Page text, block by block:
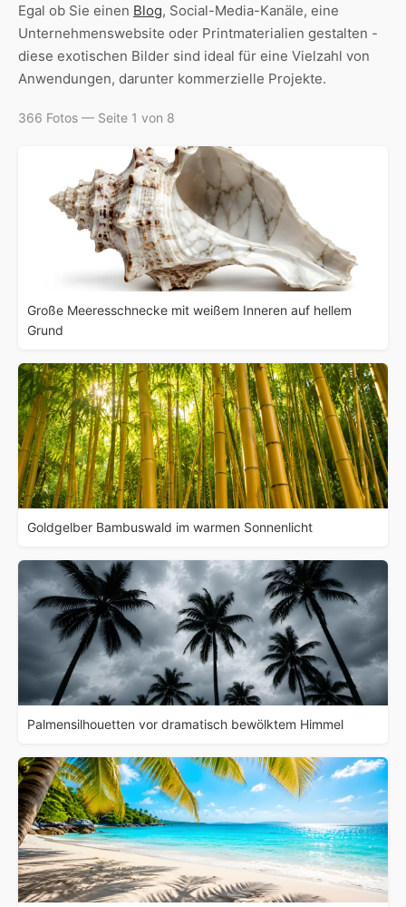
Egal ob Sie einen Blog, Social-Media-Kanäle, eine
Unternehmenswebsite oder Printmaterialien gestalten -
diese exotischen Bilder sind ideal für eine Vielzahl von
Anwendungen, darunter kommerzielle Projekte.
366 Fotos — Seite 1 von 8
Große Meeresschnecke mit weißem Inneren auf hellem
Grund
Goldgelber Bambuswald im warmen Sonnenlicht
Palmensilhouetten vor dramatisch bewölktem Himmel